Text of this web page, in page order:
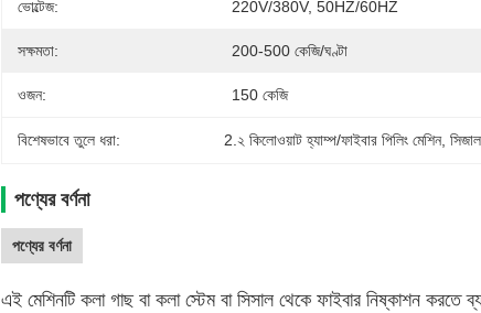
ভোল্টেজ: 220V/380V, 50HZ/60HZ
সক্ষমতা: 200-500 কেজি/ঘণ্টা
ওজন: 150 কেজি
বিশেষভাবে তুলে ধরা: 2.২ কিলোওয়াট হ্যাম্প/ফাইবার পিলিং মেশিন,
পণ্যের বর্ণনা
পণ্যের বর্ণনা
এই মেশিনটি কলা গাছ বা কলা স্টেম বা সিসাল থেকে ফাইবার নিষ্কাশন করতে